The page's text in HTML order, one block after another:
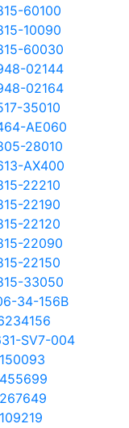
60100
10090
60030
02144
02164
35010
AE060
28010
AX400
22210
22190
22120
22090
22150
33050
34-156B
SV7-004